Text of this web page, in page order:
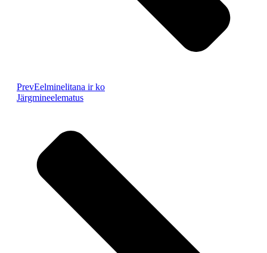
PrevEelminelitana ir ko
Järgmineelematus